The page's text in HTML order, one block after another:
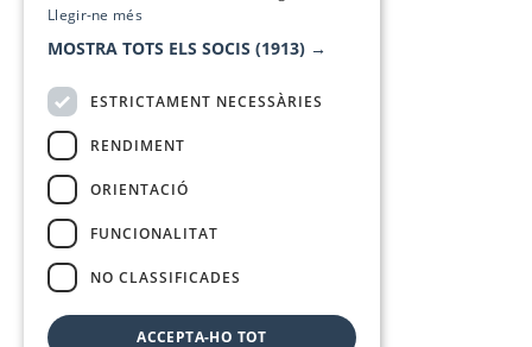
Llegir-ne més
MOSTRA TOTS ELS SOCIS (1913) →
ESTRICTAMENT NECESSÀRIES
RENDIMENT
ORIENTACIÓ
FUNCIONALITAT
NO CLASSIFICADES
ACCEPTA-HO TOT